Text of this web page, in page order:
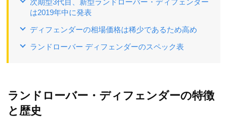
次期型3代目、新型ランドローバー・ディフェンダー
は2019年中に発表
ディフェンダーの相場価格は稀少であるため高め
ランドローバー ディフェンダーのスペック表
ランドローバー・ディフェンダーの特徴
と歴史